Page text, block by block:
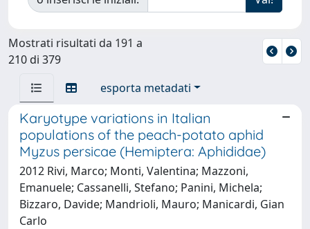
Mostrati risultati da 191 a
210 di 379
esporta metadati
Karyotype variations in Italian
populations of the peach-potato aphid
Myzus persicae (Hemiptera: Aphididae)
2012 Rivi, Marco; Monti, Valentina; Mazzoni,
Emanuele; Cassanelli, Stefano; Panini, Michela;
Bizzaro, Davide; Mandrioli, Mauro; Manicardi, Gian
Carlo